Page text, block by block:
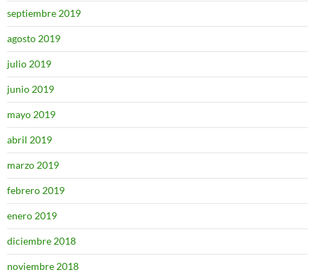
septiembre 2019
agosto 2019
julio 2019
junio 2019
mayo 2019
abril 2019
marzo 2019
febrero 2019
enero 2019
diciembre 2018
noviembre 2018